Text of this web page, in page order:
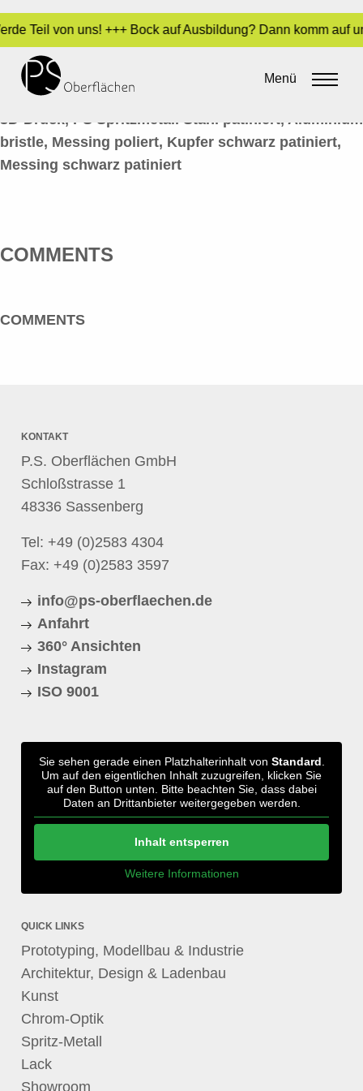
Teil von uns! +++ Bock auf Ausbildung? Dann komm
Menü
METALL-OPTIK 26-BÜSTE-GRUPPE
admin•14. Juni 2016
3D-Druck, PS Spritzmetall Stahl patiniert, Aluminium
bristle, Messing poliert, Kupfer schwarz patiniert,
Messing schwarz patiniert
COMMENTS
COMMENTS
KONTAKT
P.S. Oberflächen GmbH
Schloßstrasse 1
48336 Sassenberg
Tel: +49 (0)2583 4304
Fax: +49 (0)2583 3597
info@ps-oberflaechen.de
Anfahrt
360° Ansichten
Instagram
ISO 9001
Sie sehen gerade einen Platzhalterinhalt von Standard
Um auf den eigentlichen Inhalt zuzugreifen, klicken Sie
auf den Button unten. Bitte beachten Sie, dass dabei
Daten an Drittanbieter weitergegeben werden.
Inhalt entsperren
Weitere Informationen
QUICK LINKS
Prototyping, Modellbau & Industrie
Architektur, Design & Ladenbau
Kunst
Chrom-Optik
Spritz-Metall
Lack
Showroom